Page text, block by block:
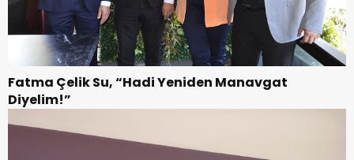
Fatma Çelik Su, “Hadi Yeniden Manavgat
Diyelim!”